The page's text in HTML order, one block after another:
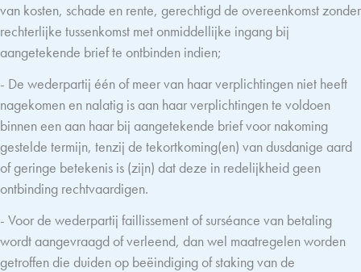
van kosten, schade en rente, gerechtigd de overeenkomst zonder
rechterlijke tussenkomst met onmiddellijke ingang bij
aangetekende brief te ontbinden indien;
- De wederpartij één of meer van haar verplichtingen niet heeft
nagekomen en nalatig is aan haar verplichtingen te voldoen
binnen een aan haar bij aangetekende brief voor nakoming
gestelde termijn, tenzij de tekortkoming(en) van dusdanige aard
of geringe betekenis is (zijn) dat deze in redelijkheid geen
ontbinding rechtvaardigen.
- Voor de wederpartij faillissement of surséance van betaling
wordt aangevraagd of verleend, dan wel maatregelen worden
getroffen die duiden op beëindiging of staking van de